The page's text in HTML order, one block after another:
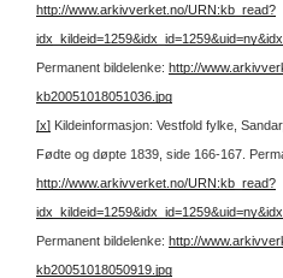
http://www.arkivverket.no/URN:kb_read?
Permanent bildelenke: http://
kb20051018051036.jpg
[x] Kildeinformasjon: Vestfold fylke,
Fødte og døpte 1839, side 166-167.
http://www.arkivverket.no/URN:kb_read?
Permanent bildelenke: http://
kb20051018050919.jpg